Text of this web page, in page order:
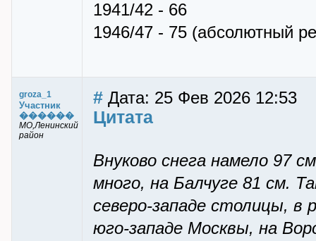
1941/42 - 66
1946/47 - 75 (абсолютный
groza_1
Участник
������
МО,Ленинский
район
# Дата: 25 Фев 2026 12:53
Цитата
Внуково снега намело 97
много, на Балчуге 81 см.
северо-западе столицы, в
юго-западе Москвы, на